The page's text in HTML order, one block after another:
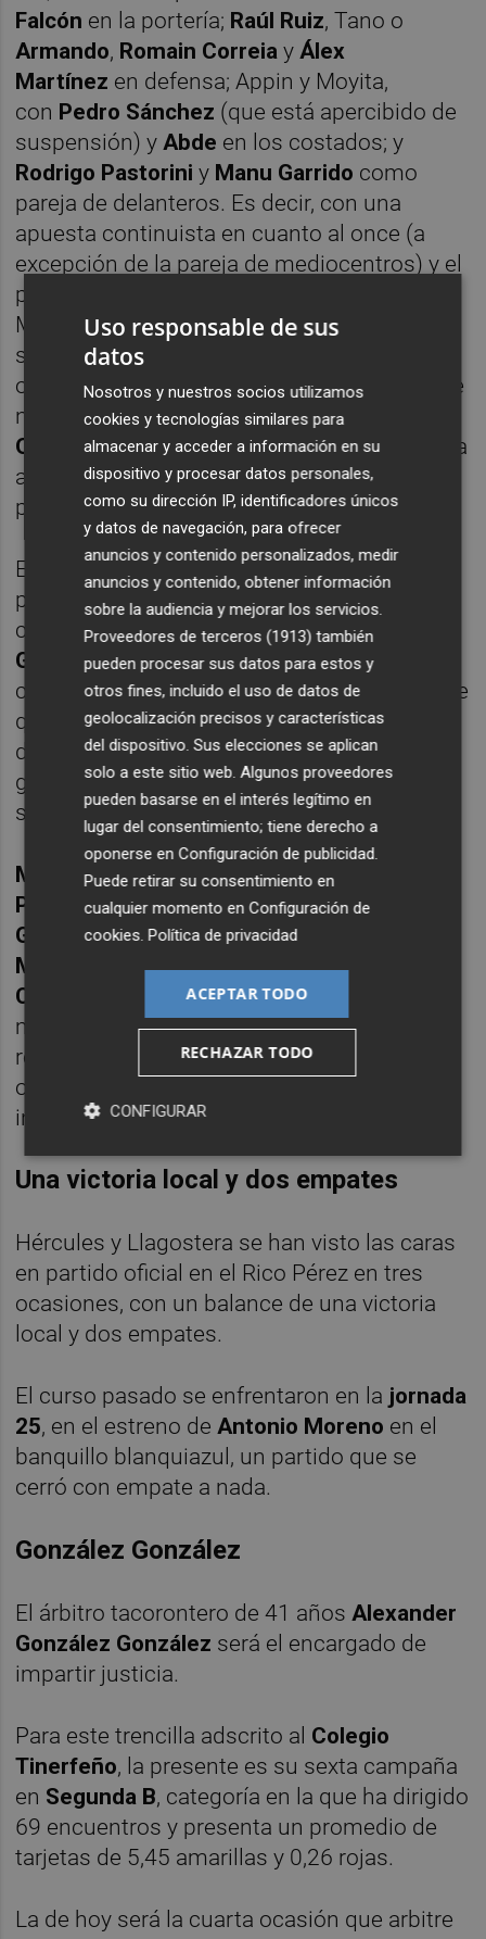
Falcón en la portería; Raúl Ruiz, Tano o
Armando, Romain Correia yÁlex
Martínez en defensa; Appin y Moyita,
con Pedro Sánchez (que está apercibido de
suspensión) yAbde en los costados; y
Rodrigo Pastorini y Manu Garrido como
pareja de delanteros. Es decir, con una
apuesta continuista en cuanto al once (a
excepción de la pareja de mediocentros) y el
planteamiento táctico (
Manolo Díaz espera que no se noten las dos
semanas largas sin jugar, aunque el gran
obstáculo para alcanzar la victoria esta tarde
no será otro que el rival, la Llagostera de
Oriol Alsina, que hace una semana derrotaba
a
La Nucía(1-0) en otro encuentro aplazado
por positivos (estos en el vestuario rojillo).
El preparador deArenys de Mar, que no
podrá contar esta tarde por lesión con el
centralLucas Vialey el mediocentro
García
, se refería en la previa al Hércules
como "un equipazo" y expresaba su deseo de
que los suyos mejoren su rendimiento a
domicilio (de los ocho partidos que ha
ganado a domicilio en el presente curso,
solo uno lo hizo como visitante).
Marcos Pérezbajo palos; el exblanquiazul
Pere Martínez,Monreal,ForlínyDiego
Gonzálezen defensa;Juvanteny
Muntadas
en la sala de máquinas;
Cortés
Andreu GuiuyDubasin
mediapunta ySascha Andreucomo
referencia ofensiva, bien podrían ser los
once futbolistas con los que Alsina decida
iniciar el duelo.
Una victoria local y dos empates
Hércules y Llagostera se han visto las caras
en partido oficial en el Rico Pérez en tres
ocasiones, con un balance de una victoria
local y dos empates.
El curso pasado se enfrentaron en la jornada
25, en el estreno deAntonio Moreno en el
banquillo blanquiazul, un partido que se
cerró con empate a nada.
González González
El árbitro tacorontero de 41 años Alexander
González González será el encargado de
impartir justicia.
Para este trencilla adscrito al Colegio
Tinerfeño, la presente es su sexta campaña
en Segunda B, categoría en la que ha dirigido
69 encuentros y presenta un promedio de
tarjetas de 5,45 amarillas y 0,26 rojas.
La de hoy será la cuarta ocasión que arbitre
Uso responsable de sus
datos
Nosotros y nuestros socios utilizamos
cookies y tecnologías similares para
almacenar y acceder a información en su
dispositivo y procesar datos personales,
como su dirección IP, identificadores únicos
y datos de navegación, para ofrecer
anuncios y contenido personalizados, medir
anuncios y contenido, obtener información
sobre la audiencia y mejorar los servicios.
Proveedores de terceros (1913) también
pueden procesar sus datos para estos y
otros fines, incluido el uso de datos de
geolocalización precisos y características
del dispositivo. Sus elecciones se aplican
solo a este sitio web. Algunos proveedores
pueden basarse en el interés legítimo en
lugar del consentimiento; tiene derecho a
oponerse enConfiguración de publicidad.
Puede retirar su consentimiento en
cualquier momento enConfiguración de
cookies.Política de privacidad
ACEPTAR TODO
RECHAZAR TODO
CONFIGURAR